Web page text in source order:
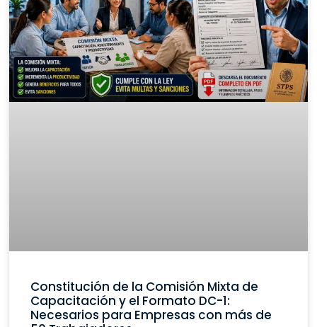
Constitución de la Comisión Mixta de
Capacitación y el Formato DC-1:
Necesarios para Empresas con más de